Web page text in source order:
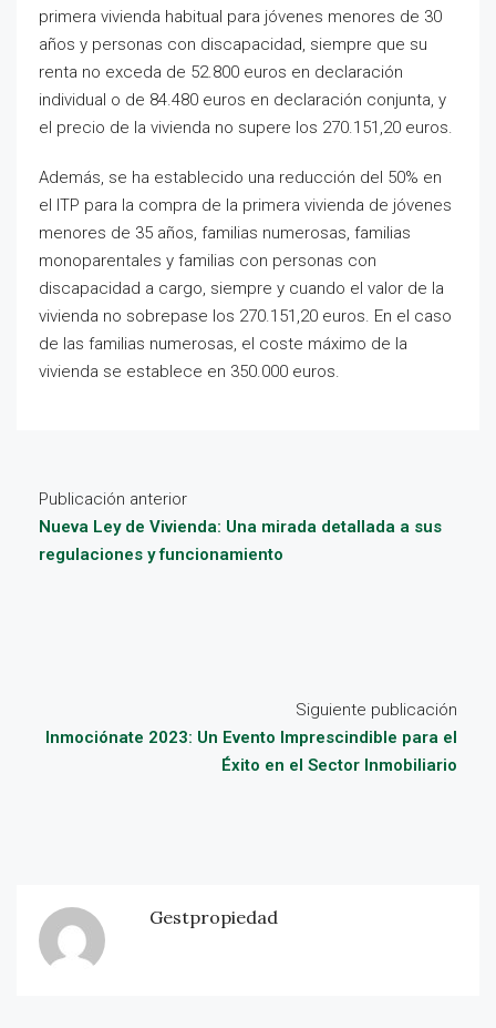
primera vivienda habitual para jóvenes menores de 30
años y personas con discapacidad, siempre que su
renta no exceda de 52.800 euros en declaración
individual o de 84.480 euros en declaración conjunta, y
el precio de la vivienda no supere los 270.151,20 euros.
Además, se ha establecido una reducción del 50% en
el ITP para la compra de la primera vivienda de jóvenes
menores de 35 años, familias numerosas, familias
monoparentales y familias con personas con
discapacidad a cargo, siempre y cuando el valor de la
vivienda no sobrepase los 270.151,20 euros. En el caso
de las familias numerosas, el coste máximo de la
vivienda se establece en 350.000 euros.
Publicación anterior
Nueva Ley de Vivienda: Una mirada detallada a sus
regulaciones y funcionamiento
Siguiente publicación
Inmociónate 2023: Un Evento Imprescindible para el
Éxito en el Sector Inmobiliario
Gestpropiedad